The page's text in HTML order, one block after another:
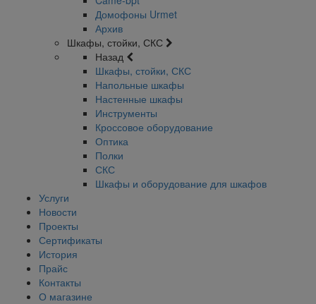
Домофоны Urmet
Архив
Шкафы, стойки, СКС
Назад
Шкафы, стойки, СКС
Напольные шкафы
Настенные шкафы
Инструменты
Кроссовое оборудование
Оптика
Полки
СКС
Шкафы и оборудование для шкафов
Услуги
Новости
Проекты
Сертификаты
История
Прайс
Контакты
О магазине